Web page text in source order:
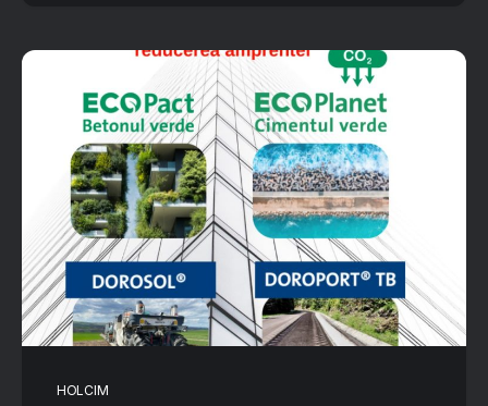
HOLCIM